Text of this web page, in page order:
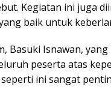
Kegiatan ini juga
baik untuk
Basuki Isnawan,
peserta atas
ini sangat